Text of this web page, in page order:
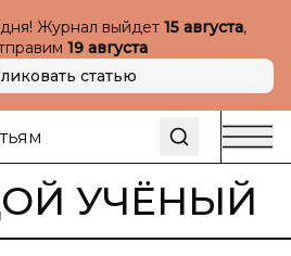
Журнал выйдет 15 августа,
19 августа
статью
УЧЁНЫЙ